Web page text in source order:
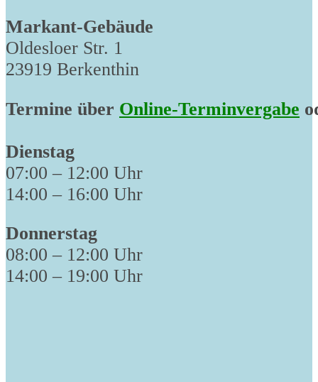
Markant-Gebäude
Oldesloer Str. 1
23919 Berkenthin
Termine über Online-Terminvergabe
Dienstag
07:00 – 12:00 Uhr
14:00 – 16:00 Uhr
Donnerstag
08:00 – 12:00 Uhr
14:00 – 19:00 Uhr